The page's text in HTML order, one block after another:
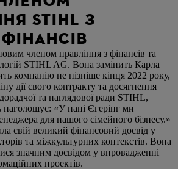
STIHL З
членом правління з фінансів та
STIHL AG. Вона замінить Карла
компанію не пізніше кінця 2022 року,
дії свого контракту та досягнення
та наглядової ради STIHL,
наголошує: «У пані Єгерінг ми
для нашого сімейного бізнесу.»
свій великий фінансовий досвід у
та міжкультурних контекстів. Вона
значним досвідом у впровадженні
проектів.